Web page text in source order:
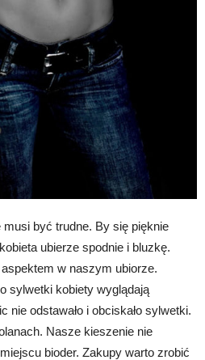
być trudne. By się pięknie
ubierze spodnie i bluzkę.
w naszym ubiorze.
sylwetki kobiety wyglądają
nie odstawało i obciskało sylwetki.
Nasze kieszenie nie
bioder. Zakupy warto zrobić